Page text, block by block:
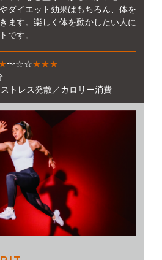
ダイエット効果はもちろん、体を
ます。楽しく体を動かしたい人に
です。
〜☆☆★★★
トレス発散／カロリー消費